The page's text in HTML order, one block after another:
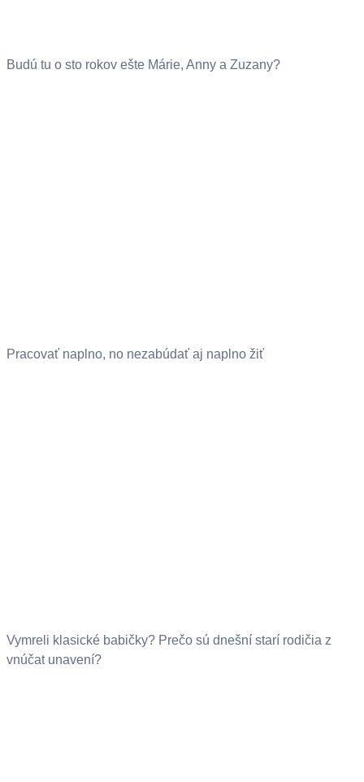
Budú tu o sto rokov ešte Márie, Anny a Zuzany?
Pracovať naplno, no nezabúdať aj naplno žiť
Vymreli klasické babičky? Prečo sú dnešní starí rodičia z
vnúčat unavení?